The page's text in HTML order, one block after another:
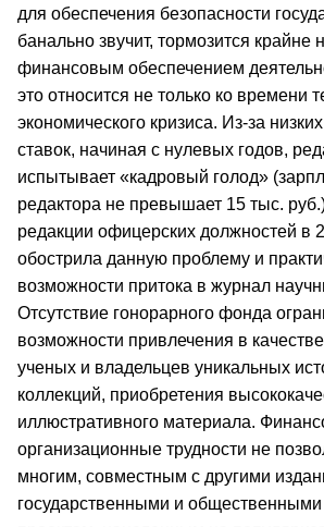
для обеспечения безопасности
банально звучит, тормозится крайне
финансовым обеспечением
это относится не только ко времени
экономического кризиса. Из-за
ставок, начиная с нулевых годов,
испытывает «кадровый голод»
редактора не превышает 15 тыс.
редакции офицерских должностей в
обострила данную проблему и
возможности притока в журнал
Отсутствие гонорарного фонда
возможности привлечения в
ученых и владельцев уникальных
коллекций, приобретения
иллюстративного материала.
организационные трудности не
многим, совместным с другими
государственными и